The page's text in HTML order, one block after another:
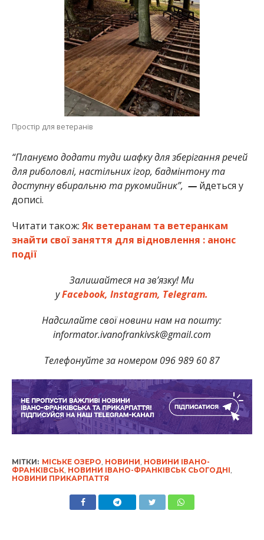
Простір для ветеранів
“Плануємо додати туди шафку для зберігання речей
для риболовлі, настільних ігор, бадмінтону та
доступну вбиральню та рукомийник”, —йдеться у
дописі.
Читати також: Як ветеранам та ветеранкам
знайти свої заняття для відновлення : анонс
події
Залишайтеся на зв’язку! Ми
уFacebook, Instagram, Telegram.
Надсилайте свої новини нам на пошту:
informator.ivanofrankivsk@gmail.com
Телефонуйте за номером 096 989 60 87
МІТКИ: МІСЬКЕ ОЗЕРО, НОВИНИ, НОВИНИ ІВАНО-
ФРАНКІВСЬК, НОВИНИ ІВАНО-ФРАНКІВСЬК СЬОГОДНІ,
НОВИНИ ПРИКАРПАТТЯ